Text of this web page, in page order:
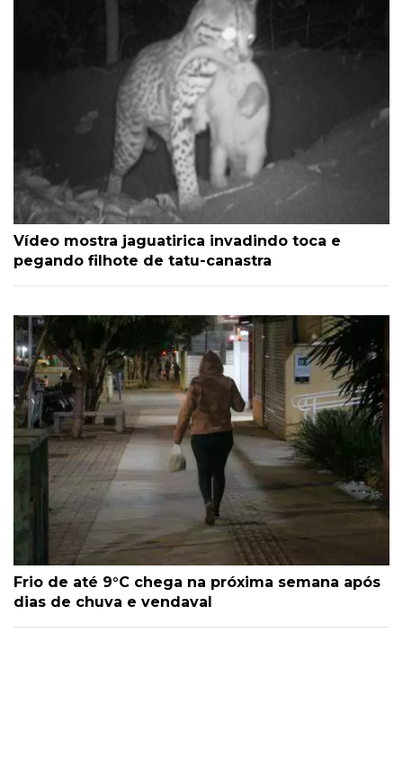
Vídeo mostra jaguatirica invadindo toca e
pegando filhote de tatu-canastra
Frio de até 9°C chega na próxima semana após
dias de chuva e vendaval